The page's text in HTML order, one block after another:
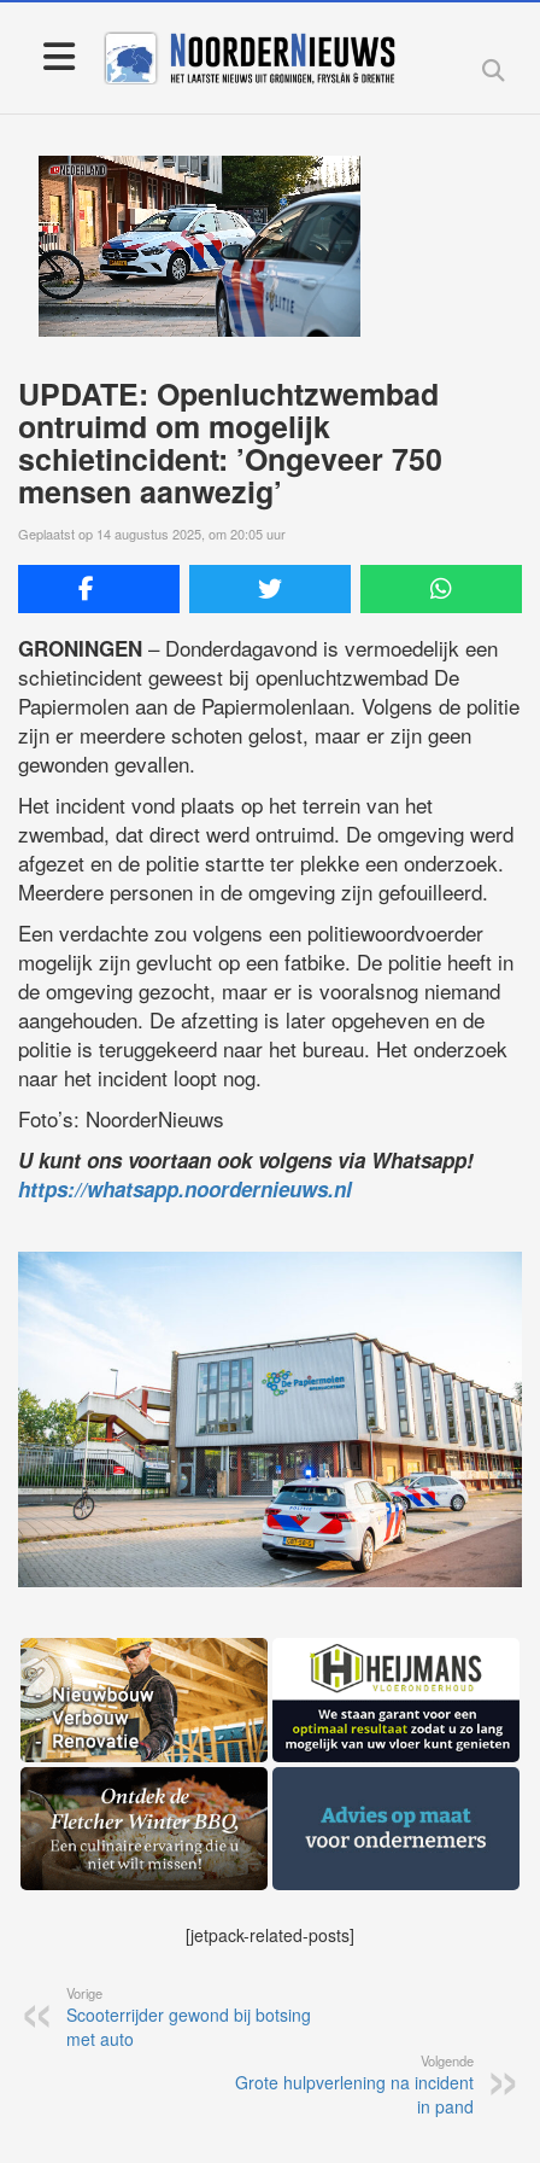
UPDATE: Openluchtzwembad
ontruimd om mogelijk
schietincident: ’Ongeveer 750
mensen aanwezig’
Geplaatst op 14 augustus 2025, om 20:05 uur
GRONINGEN – Donderdagavond is vermoedelijk een
schietincident geweest bij openluchtzwembad De
Papiermolen aan de Papiermolenlaan. Volgens de politie
zijn er meerdere schoten gelost, maar er zijn geen
gewonden gevallen.
Het incident vond plaats op het terrein van het
zwembad, dat direct werd ontruimd. De omgeving werd
afgezet en de politie startte ter plekke een onderzoek.
Meerdere personen in de omgeving zijn gefouilleerd.
Een verdachte zou volgens een politiewoordvoerder
mogelijk zijn gevlucht op een fatbike. De politie heeft in
de omgeving gezocht, maar er is vooralsnog niemand
aangehouden. De afzetting is later opgeheven en de
politie is teruggekeerd naar het bureau. Het onderzoek
naar het incident loopt nog.
Foto’s: NoorderNieuws
U kunt ons voortaan ook volgens via Whatsapp!
https://whatsapp.noordernieuws.nl
[jetpack-related-posts]
Vorige
Scooterrijder gewond bij botsing
met auto
Volgende
Grote hulpverlening na incident
in pand